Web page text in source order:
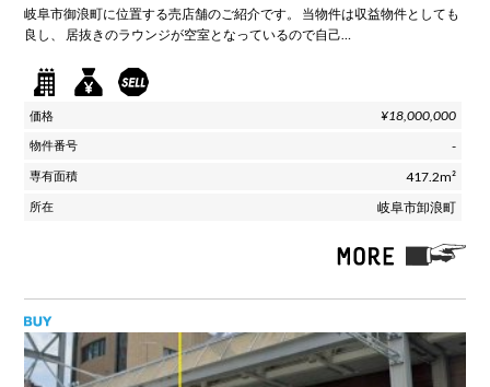
岐阜市御浪町に位置する売店舗のご紹介です。 当物件は収益物件としても
良し、 居抜きのラウンジが空室となっているので自己…
¥18,000,000
-
417.2m²
岐阜市卸浪町